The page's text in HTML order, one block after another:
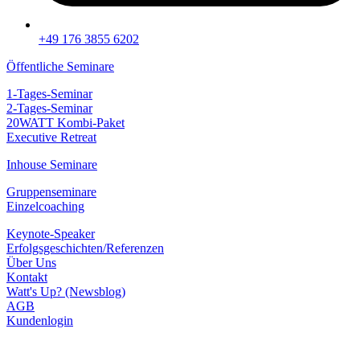
+49 176 3855 6202
Öffentliche Seminare
1-Tages-Seminar
2-Tages-Seminar
20WATT Kombi-Paket
Executive Retreat
Inhouse Seminare
Gruppenseminare
Einzelcoaching
Keynote-Speaker
Erfolgsgeschichten/­Referenzen
Über Uns
Kontakt
Watt's Up? (Newsblog)
AGB
Kundenlogin